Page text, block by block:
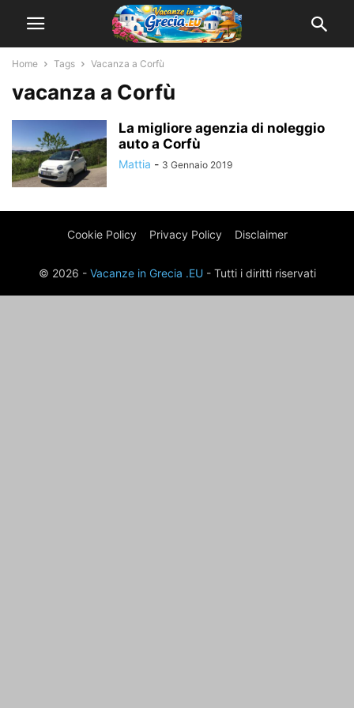
Home Tags Vacanza a Corfù
vacanza a Corfù
La migliore agenzia di noleggio
auto a Corfù
Mattia - 3 Gennaio 2019
Cookie Policy Privacy Policy Disclaimer
© 2026 - Vacanze in Grecia .EU- Tutti i diritti riservati